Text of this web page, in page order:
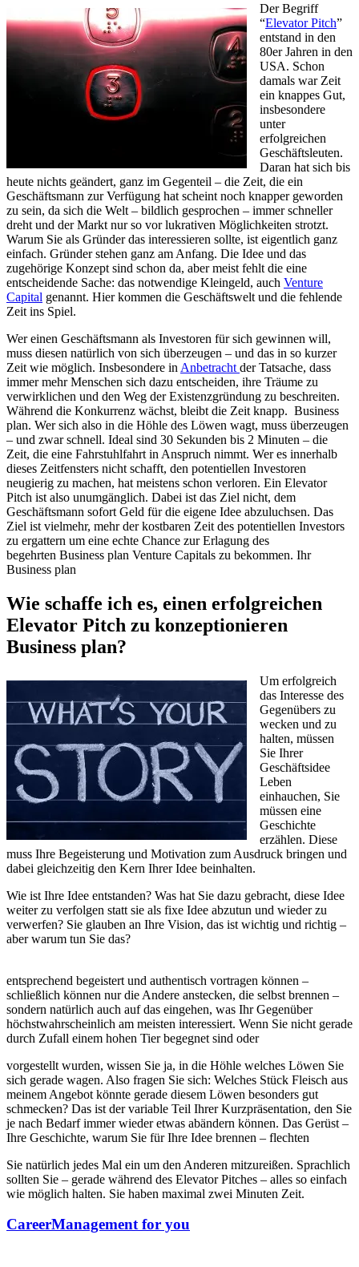
Der Begriff
“Elevator Pitch”
entstand in den
80er Jahren in den
USA. Schon
damals war Zeit
ein knappes Gut,
insbesondere
unter
erfolgreichen
Geschäftsleuten.
Daran hat sich bis
heute nichts geändert, ganz im Gegenteil – die Zeit, die ein
Geschäftsmann zur Verfügung hat scheint noch knapper geworden
zu sein, da sich die Welt – bildlich gesprochen – immer schneller
dreht und der Markt nur so vor lukrativen Möglichkeiten strotzt.
Warum Sie als Gründer das interessieren sollte, ist eigentlich ganz
einfach. Gründer stehen ganz am Anfang. Die Idee und das
zugehörige Konzept sind schon da, aber meist fehlt die eine
entscheidende Sache: das notwendige Kleingeld, auch Venture
Capital genannt. Hier kommen die Geschäftswelt und die fehlende
Zeit ins Spiel.
Wer einen Geschäftsmann als Investoren für sich gewinnen will,
muss diesen natürlich von sich überzeugen – und das in so kurzer
Zeit wie möglich. Insbesondere in Anbetracht der Tatsache, dass
immer mehr Menschen sich dazu entscheiden, ihre Träume zu
verwirklichen und den Weg der Existenzgründung zu beschreiten.
Während die Konkurrenz wächst, bleibt die Zeit knapp. Business
plan. Wer sich also in die Höhle des Löwen wagt, muss überzeugen
– und zwar schnell. Ideal sind 30 Sekunden bis 2 Minuten – die
Zeit, die eine Fahrstuhlfahrt in Anspruch nimmt. Wer es innerhalb
dieses Zeitfensters nicht schafft, den potentiellen Investoren
neugierig zu machen, hat meistens schon verloren. Ein Elevator
Pitch ist also unumgänglich. Dabei ist das Ziel nicht, dem
Geschäftsmann sofort Geld für die eigene Idee abzuluchsen. Das
Ziel ist vielmehr, mehr der kostbaren Zeit des potentiellen Investors
zu ergattern um eine echte Chance zur Erlagung des
begehrten Business plan Venture Capitals zu bekommen. Ihr
Business plan
Wie schaffe ich es, einen erfolgreichen
Elevator Pitch zu konzeptionieren
Business plan?
Um erfolgreich
das Interesse des
Gegenübers zu
wecken und zu
halten, müssen
Sie Ihrer
Geschäftsidee
Leben
einhauchen, Sie
müssen eine
Geschichte
erzählen. Diese
muss Ihre Begeisterung und Motivation zum Ausdruck bringen und
dabei gleichzeitig den Kern Ihrer Idee beinhalten.
Wie ist Ihre Idee entstanden? Was hat Sie dazu gebracht, diese Idee
weiter zu verfolgen statt sie als fixe Idee abzutun und wieder zu
verwerfen? Sie glauben an Ihre Vision, das ist wichtig und richtig –
aber warum tun Sie das?
entsprechend begeistert und authentisch vortragen können –
schließlich können nur die Andere anstecken, die selbst brennen –
sondern natürlich auch auf das eingehen, was Ihr Gegenüber
höchstwahrscheinlich am meisten interessiert. Wenn Sie nicht gerade
durch Zufall einem hohen Tier begegnet sind oder
vorgestellt wurden, wissen Sie ja, in die Höhle welches Löwen Sie
sich gerade wagen. Also fragen Sie sich: Welches Stück Fleisch aus
meinem Angebot könnte gerade diesem Löwen besonders gut
schmecken? Das ist der variable Teil Ihrer Kurzpräsentation, den Sie
je nach Bedarf immer wieder etwas abändern können. Das Gerüst –
Ihre Geschichte, warum Sie für Ihre Idee brennen – flechten
Sie natürlich jedes Mal ein um den Anderen mitzureißen. Sprachlich
sollten Sie – gerade während des Elevator Pitches – alles so einfach
wie möglich halten. Sie haben maximal zwei Minuten Zeit.
CareerManagement for you